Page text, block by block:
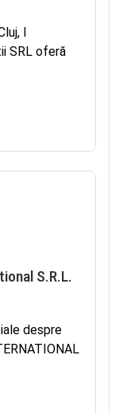
I
SRL oferă
S.R.L.
despre